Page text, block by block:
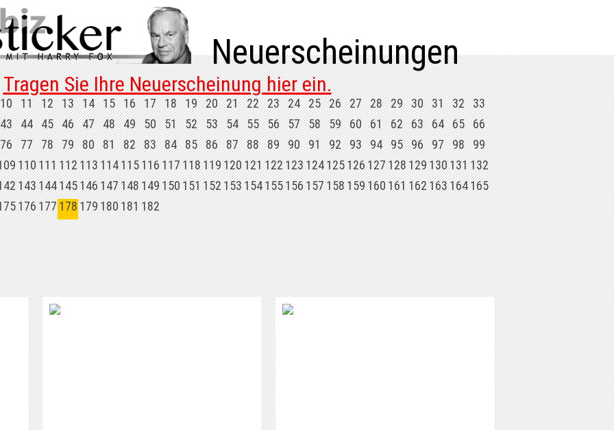
Neuerscheinungen
Tragen Sie Ihre Neuerscheinung hier ein.
10 11 12 13 14 15 16 17 18 19 20 21 22 23 24 25 26 27 28 29 30 31 32 33
43 44 45 46 47 48 49 50 51 52 53 54 55 56 57 58 59 60 61 62 63 64 65 66
76 77 78 79 80 81 82 83 84 85 86 87 88 89 90 91 92 93 94 95 96 97 98 99
110111112113114115116117118119120121122123124125126127128129130131132
143144145146147148149150151152153154155156157158159160161162163164165
176177 178179180181182